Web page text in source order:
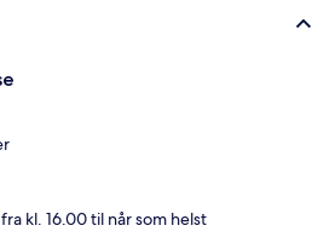
kl. 16.00 til når som helst